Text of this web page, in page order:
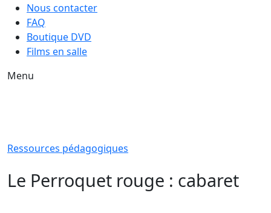
Nous contacter
FAQ
Boutique DVD
Films en salle
Menu
Ressources pédagogiques
Le Perroquet rouge : cabaret